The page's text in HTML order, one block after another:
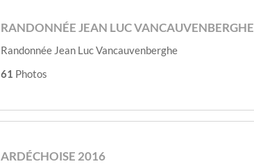
RANDONNÉE JEAN LUC VANCAUVENBERGHE
Randonnée Jean Luc Vancauvenberghe
61 Photos
ARDÉCHOISE 2016